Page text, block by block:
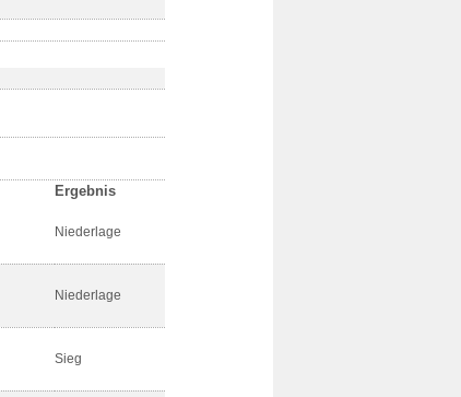
Ergebnis
Niederlage
Niederlage
Sieg